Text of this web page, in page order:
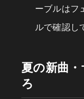
ーブルはフ
ルで確認し
夏の新曲
ろ